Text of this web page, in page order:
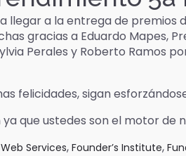
a la entrega de premios
gracias a Eduardo Mapes,
Perales y Roberto Ramos
felicidades, sigan
que ustedes son el motor de
Services, Founder’s Institute,